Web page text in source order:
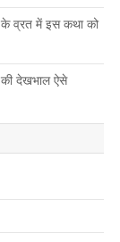
व्रत में इस कथा को
की देखभाल ऐसे